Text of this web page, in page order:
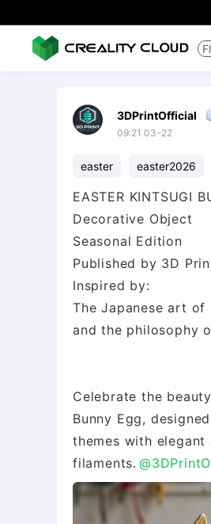
3DPrintOfficial
09:21 03-22
easter easter2026
EASTER KINTSUGI
Decorative Object
Seasonal Edition
Published by 3D
Inspired by:
The Japanese art of
and the philosophy
Celebrate the
Bunny Egg,
themes with
filaments.